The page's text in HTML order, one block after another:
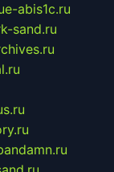
e-abis1c.ru
sand.ru